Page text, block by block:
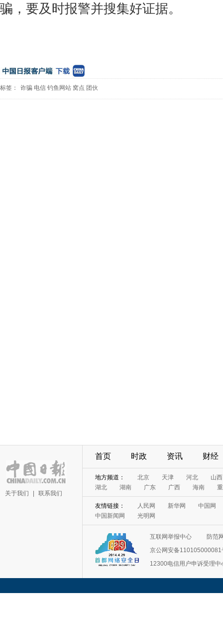
骗，要及时报警并搜集好证据。
标签： 诈骗 电信 钓鱼网站 窝点 团伙
关于我们 联系我们
首页 时政 资讯 财经
地方频道： 北京 天津 河北
山西
湖北
湖南 广东 广西 海南
友情链接： 人民网 新华网
中国网
中国新闻网
光明网
互联网举报中心
防范
京公网安备110105000081
12300电信用户申诉受理中